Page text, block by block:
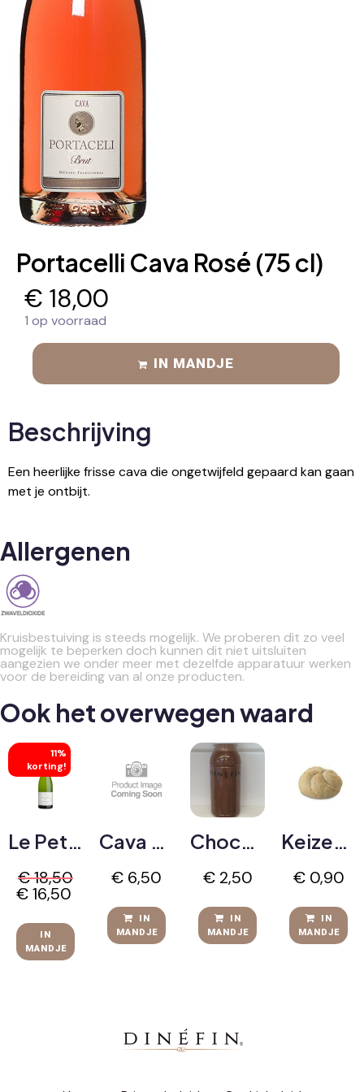
Portacelli Cava Rosé (75 cl)
€ 18,00
1 op voorraad
IN MANDJE
Beschrijving
Een heerlijke frisse cava die ongetwijfeld gepaard kan gaan
met je ontbijt.
Allergenen
Kruisbestuiving is steeds mogelijk. We proberen dit zo veel
mogelijk te beperken doch kunnen dit niet uitsluiten
aangezien we onder meer met dezelfde apparatuur werken
voor de bereiding van al onze producten.
Ook het overwegen waard
11%
korting!
Le Petit Étoilé Chardonnay Sparkling, Alcoholvrij, BIO (75cl)
€18,50
€16,50
IN
MANDJE
Cava Segura Viudas Brut Reserva (20cl)
€ 6,50
IN
MANDJE
Chocomelk
€2,50
IN
MANDJE
Keizerbroodje Bruin
€0,90
IN
MANDJE